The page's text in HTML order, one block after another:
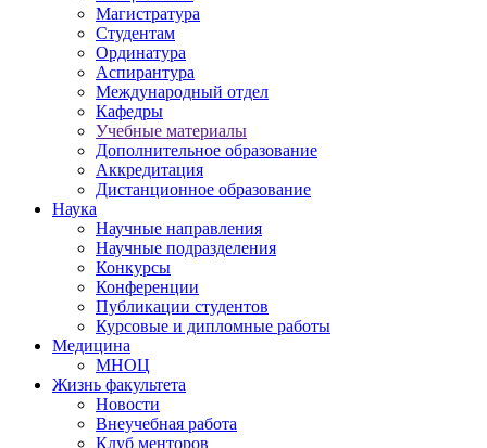
Магистратура
Студентам
Ординатура
Аспирантура
Международный отдел
Кафедры
Учебные материалы
Дополнительное образование
Аккредитация
Дистанционное образование
Наука
Научные направления
Научные подразделения
Конкурсы
Конференции
Публикации студентов
Курсовые и дипломные работы
Медицина
МНОЦ
Жизнь факультета
Новости
Внеучебная работа
Клуб менторов